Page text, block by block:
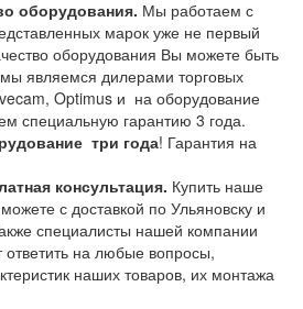
оборудования. Мы работаем с
марок уже не первый
оборудования Вы можете быть
являемся дилерами торговых
Optimus и на оборудование
специальную гарантию 3 года.
три года! Гарантия на
консультация. Купить наше
с доставкой по Ульяновску и
специалисты нашей компании
ответить на любые вопросы,
наших товаров, их монтажа